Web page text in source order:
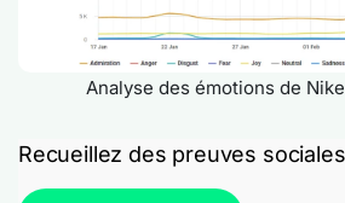
Analyse des émotions de
Recueillez des preuves